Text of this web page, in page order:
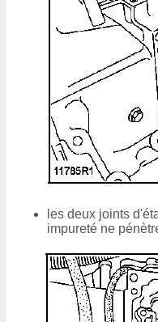
les deux joints
impureté ne